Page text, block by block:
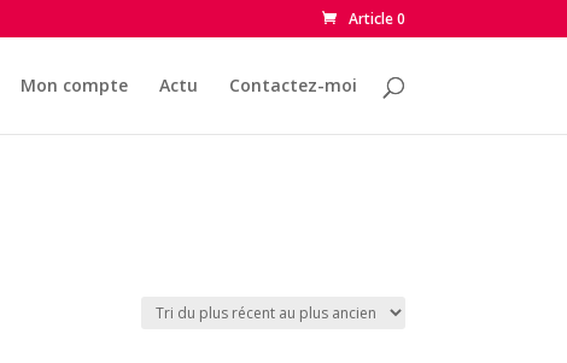
Article 0
Mon compte Actu Contactez-moi